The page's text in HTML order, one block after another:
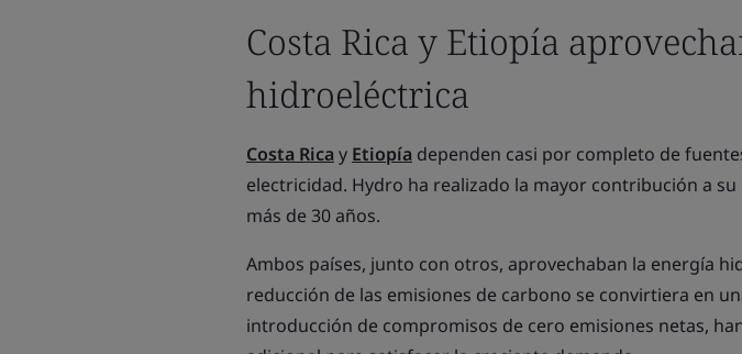
Costa Rica y Etiopía
hidroeléctrica
Costa Rica y Etiopía dependen casi por completo de
electricidad. Hydro ha realizado la mayor contribución a
más de 30 años.
Ambos países, junto con otros, aprovechaban la energía
reducción de las emisiones de carbono se convirtiera en
introducción de compromisos de cero emisiones netas,